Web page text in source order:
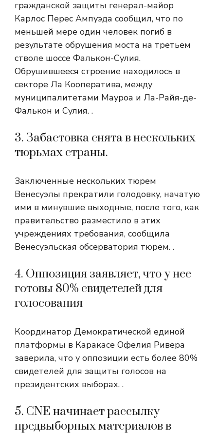
гражданской защиты генерал-майор
Карлос Перес Ампуэда сообщил, что по
меньшей мере один человек погиб в
результате обрушения моста на третьем
стволе шоссе Фалькон-Сулия.
Обрушившееся строение находилось в
секторе Ла Кооператива, между
муниципалитетами Мауроа и Ла-Райя-де-
Фалькон и Сулия. .
3. Забастовка снята в нескольких
тюрьмах страны.
Заключенные нескольких тюрем
Венесуэлы прекратили голодовку, начатую
ими в минувшие выходные, после того, как
правительство разместило в этих
учреждениях требования, сообщила
Венесуэльская обсерватория тюрем. .
4. Оппозиция заявляет, что у нее
готовы 80% свидетелей для
голосования
Координатор Демократической единой
платформы в Каракасе Офелия Ривера
заверила, что у оппозиции есть более 80%
свидетелей для защиты голосов на
президентских выборах. .
5. CNE начинает рассылку
предвыборных материалов в